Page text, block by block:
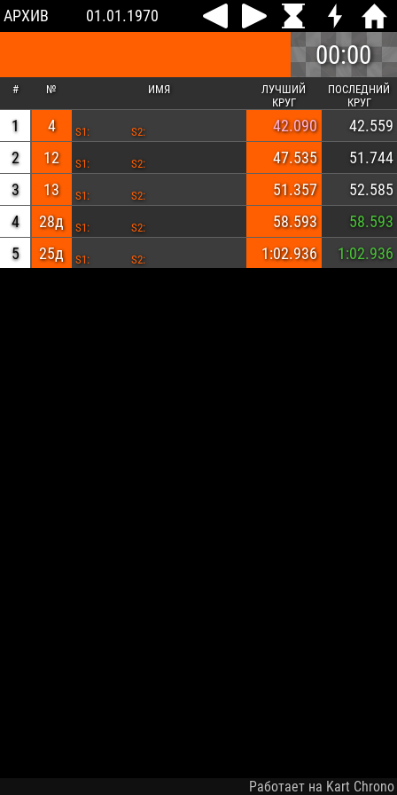
АРХИВ 01.01.1970
00:00
# № ИМЯ
ЛУЧШИЙ
КРУГ
ПОСЛЕДНИЙ
КРУГ
1 4 S1: S2: 42.090
42.559
2
12 S1: S2: 47.535
51.744
3
13 S1: S2: 51.357
52.585
4
28д S1: S2: 58.593
58.593
5
25д S1: S2: 1:02.936 1:02.936
Работает на Kart Chrono